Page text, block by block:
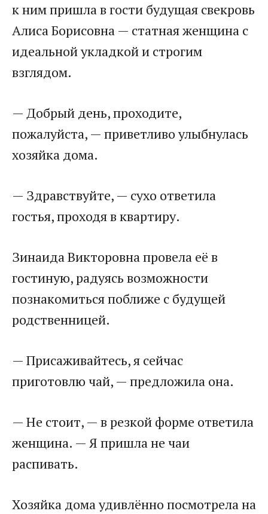
к ним пришла в гости будущая свекровь
Алиса Борисовна — статная женщина с
идеальной укладкой и строгим
взглядом.
— Добрый день, проходите,
пожалуйста, — приветливо улыбнулась
хозяйка дома.
— Здравствуйте, — сухо ответила
гостья, проходя в квартиру.
Зинаида Викторовна провела её в
гостиную, радуясь возможности
познакомиться поближе с будущей
родственницей.
— Присаживайтесь, я сейчас
приготовлю чай, — предложила она.
— Не стоит, — в резкой форме ответила
женщина. — Я пришла не чаи
распивать.
Хозяйка дома удивлённо посмотрела на